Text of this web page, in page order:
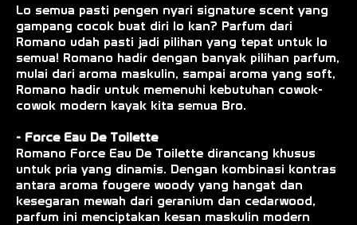
Lo semua pasti pengen nyari signature scent yang
gampang cocok buat diri lo kan? Parfum dari
Romano udah pasti jadi pilihan yang tepat untuk lo
semua! Romano hadir dengan banyak pilihan parfum,
mulai dari aroma maskulin, sampai aroma yang soft,
Romano hadir untuk memenuhi kebutuhan cowok-
cowok modern kayak kita semua Bro.
- Force Eau De Toilette
Romano Force Eau De Toilette dirancang khusus
untuk pria yang dinamis. Dengan kombinasi kontras
antara aroma fougere woody yang hangat dan
kesegaran mewah dari geranium dan cedarwood,
parfum ini menciptakan kesan maskulin modern